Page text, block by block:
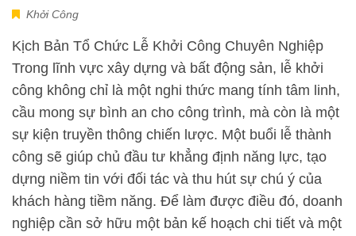
Khởi Công
Kịch Bản Tổ Chức Lễ Khởi Công Chuyên Nghiệp
Trong lĩnh vực xây dựng và bất động sản, lễ khởi
công không chỉ là một nghi thức mang tính tâm linh,
cầu mong sự bình an cho công trình, mà còn là một
sự kiện truyền thông chiến lược. Một buổi lễ thành
công sẽ giúp chủ đầu tư khẳng định năng lực, tạo
dựng niềm tin với đối tác và thu hút sự chú ý của
khách hàng tiềm năng. Để làm được điều đó, doanh
nghiệp cần sở hữu một bản kế hoạch chi tiết và một